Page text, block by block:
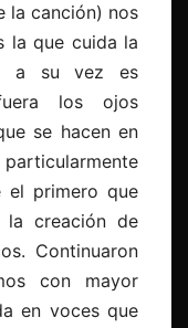
la canción) nos
la que cuida la
a su vez es
los ojos
se hacen en
primero que
la creación de
Continuaron
con mayor
en voces que